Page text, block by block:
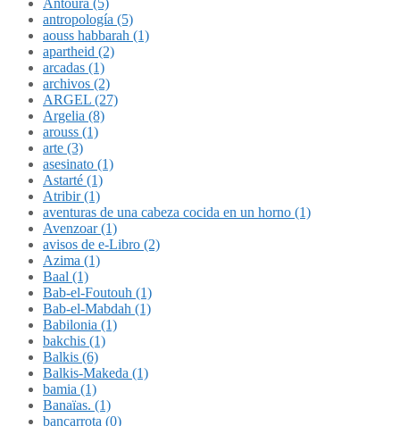
Antoura (5)
antropología (5)
aouss habbarah (1)
apartheid (2)
arcadas (1)
archivos (2)
ARGEL (27)
Argelia (8)
arouss (1)
arte (3)
asesinato (1)
Astarté (1)
Atribir (1)
aventuras de una cabeza cocida en un horno (1)
Avenzoar (1)
avisos de e-Libro (2)
Azima (1)
Baal (1)
Bab-el-Foutouh (1)
Bab-el-Mabdah (1)
Babilonia (1)
bakchis (1)
Balkis (6)
Balkis-Makeda (1)
bamia (1)
Banaïas. (1)
bancarrota (0)